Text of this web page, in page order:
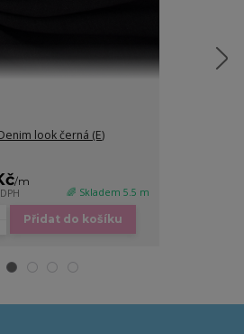
look černá (E)
/m
🌈 Skladem 5.5 m
Přidat do košíku